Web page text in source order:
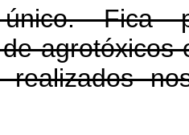
único. Fica
realizados